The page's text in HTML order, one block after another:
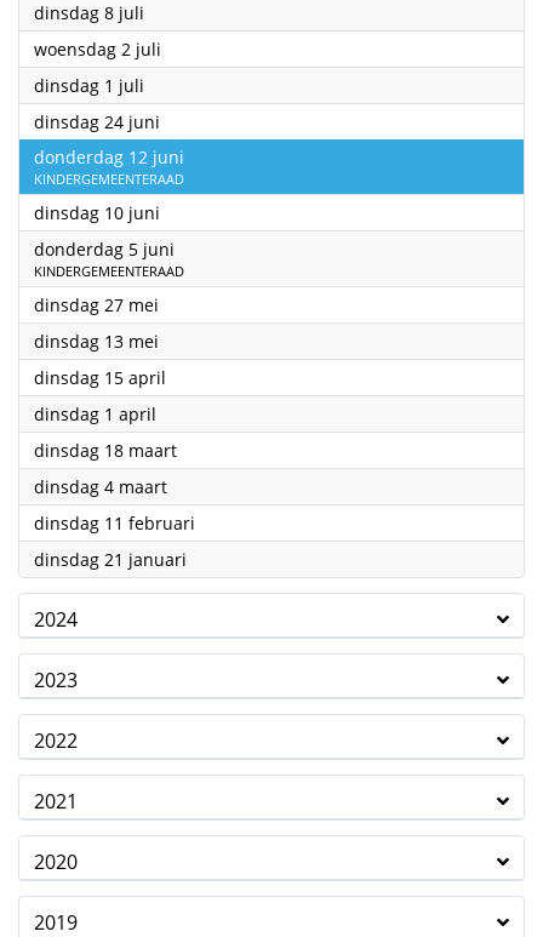
dinsdag 8 juli
woensdag 2 juli
dinsdag 1 juli
dinsdag 24 juni
donderdag 12 juni
KINDERGEMEENTERAAD
dinsdag 10 juni
donderdag 5 juni
KINDERGEMEENTERAAD
dinsdag 27 mei
dinsdag 13 mei
dinsdag 15 april
dinsdag 1 april
dinsdag 18 maart2025
dinsdag 4 maart2025
dinsdag 11 februari
dinsdag 21 januari
2024
2023
2022
2021
2020
2019